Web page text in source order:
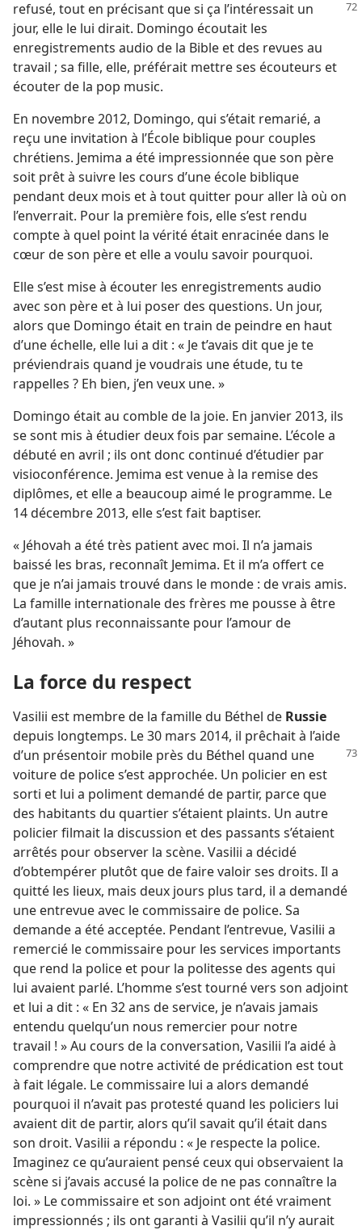
refusé, tout en précisant que si ça l’intéressait un
jour, elle le lui dirait. Domingo écoutait les
enregistrements audio de la Bible et des revues au
travail ; sa fille, elle, préférait mettre ses écouteurs et
écouter de la pop music.
En novembre 2012, Domingo, qui s’était remarié, a
reçu une invitation à l’École biblique pour couples
chrétiens. Jemima a été impressionnée que son père
soit prêt à suivre les cours d’une école biblique
pendant deux mois et à tout quitter pour aller là où on
l’enverrait. Pour la première fois, elle s’est rendu
compte à quel point la vérité était enracinée dans le
cœur de son père et elle a voulu savoir pourquoi.
Elle s’est mise à écouter les enregistrements audio
avec son père et à lui poser des questions. Un jour,
alors que Domingo était en train de peindre en haut
d’une échelle, elle lui a dit : « Je t’avais dit que je te
préviendrais quand je voudrais une étude, tu te
rappelles ? Eh bien, j’en veux une. »
Domingo était au comble de la joie. En janvier 2013, ils
se sont mis à étudier deux fois par semaine. L’école a
débuté en avril ; ils ont donc continué d’étudier par
visioconférence. Jemima est venue à la remise des
diplômes, et elle a beaucoup aimé le programme. Le
14 décembre 2013, elle s’est fait baptiser.
« Jéhovah a été très patient avec moi. Il n’a jamais
baissé les bras, reconnaît Jemima. Et il m’a offert ce
que je n’ai jamais trouvé dans le monde : de vrais amis.
La famille internationale des frères me pousse à être
d’autant plus reconnaissante pour l’amour de
Jéhovah. »
La force du respect
Vasilii est membre de la famille du Béthel de Russie
depuis longtemps. Le 30 mars 2014, il prêchait à l’aide
d’un présentoir mobile près du Béthel quand une
voiture de police s’est approchée. Un policier en est
sorti et lui a poliment demandé de partir, parce que
des habitants du quartier s’étaient plaints. Un autre
policier filmait la discussion et des passants s’étaient
arrêtés pour observer la scène. Vasilii a décidé
d’obtempérer plutôt que de faire valoir ses droits. Il a
quitté les lieux, mais deux jours plus tard, il a demandé
une entrevue avec le commissaire de police. Sa
demande a été acceptée. Pendant l’entrevue, Vasilii a
remercié le commissaire pour les services importants
que rend la police et pour la politesse des agents qui
lui avaient parlé. L’homme s’est tourné vers son adjoint
et lui a dit : « En 32 ans de service, je n’avais jamais
entendu quelqu’un nous remercier pour notre
travail ! » Au cours de la conversation, Vasilii l’a aidé à
comprendre que notre activité de prédication est tout
à fait légale. Le commissaire lui a alors demandé
pourquoi il n’avait pas protesté quand les policiers lui
avaient dit de partir, alors qu’il savait qu’il était dans
son droit. Vasilii a répondu : « Je respecte la police.
Imaginez ce qu’auraient pensé ceux qui observaient la
scène si j’avais accusé la police de ne pas connaître la
loi. » Le commissaire et son adjoint ont été vraiment
impressionnés ; ils ont garanti à Vasilii qu’il n’y aurait